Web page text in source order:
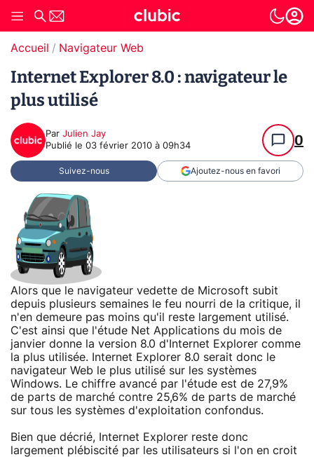
Accueil Navigateur Web
Internet Explorer 8.0 : navigateur le
plus utilisé
Par Julien Jay
Publié le 03 février 2010 à 09h34 0
Suivez-nous Ajoutez-nous en favori
Alors que le navigateur vedette de Microsoft subit
depuis plusieurs semaines le feu nourri de la critique, il
n'en demeure pas moins qu'il reste largement utilisé.
C'est ainsi que l'étude Net Applications du mois de
janvier donne la version 8.0 d'Internet Explorer comme
la plus utilisée. Internet Explorer 8.0 serait donc le
navigateur Web le plus utilisé sur les systèmes
Windows. Le chiffre avancé par l'étude est de 27,9%
de parts de marché contre 25,6% de parts de marché
sur tous les systèmes d'exploitation confondus.
Bien que décrié, Internet Explorer reste donc
largement plébiscité par les utilisateurs si l'on en croit